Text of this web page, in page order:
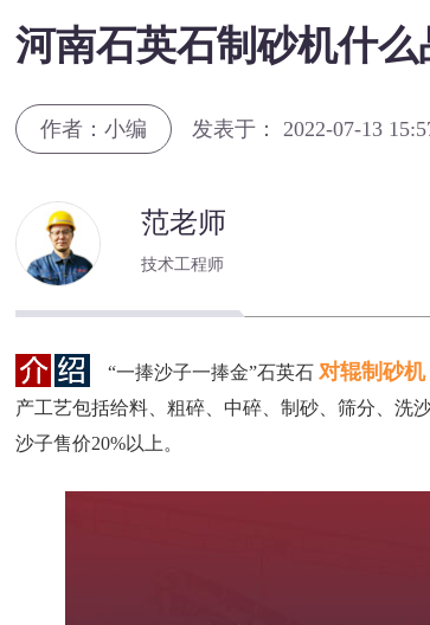
河南石英石制砂机什
作者：小编 发表于： 2022-07-13
范老师
技术工程师
“一捧沙子一捧金”石英石 对辊制砂机
产工艺包括给料、粗碎、中碎、制砂、筛分、洗
沙子售价20%以上。